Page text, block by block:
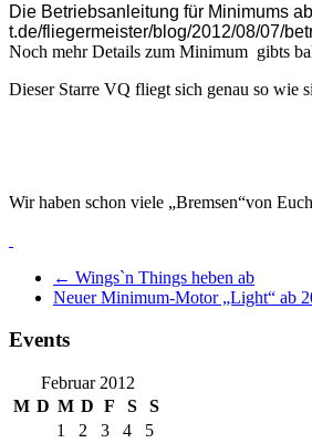
Die Betriebsanleitung für Minimums
t.de/fliegermeister/blog/2012/08/07/
Noch mehr Details zum Minimum gibts
Dieser Starre VQ fliegt sich genau so wie
Wir haben schon viele „Bremsen“von
← Wings`n Things heben ab
Neuer Minimum-Motor „Light“ ab
Events
Februar 2012
M D M D F S S
1 2 3 4
5